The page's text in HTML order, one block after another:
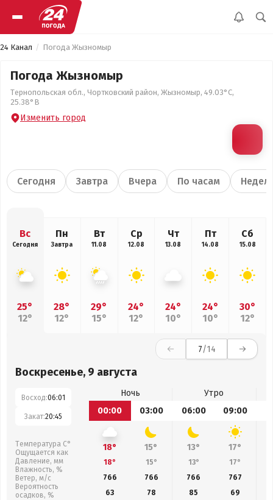
24 Канал Погода Жызномыр
Погода Жызномыр
Тернопольская обл., Чортковский район, Жызномыр, 49.03°С,
25.38°В
Изменить город
Сегодня Завтра Вчера По часам
Вс
Сегодня
25°
12°
Пн
Завтра
28°
12°
Вт
11.08
29°
15°
Ср
12.08
24°
12°
Чт
13.08
24°
10°
Пт
14.08
24°
10°
Сб
15.08
30°
12°
7/14
Воскресенье, 9 августа
Восход:06:01
Закат:20:45
Температура С°
Ощущается как
Давление, мм
Влажность, %
Ветер, м/с
Вероятность
осадков, %
Ночь
Утро
00:00
03:00 06:00 09:00
18° 15° 13° 17°
18° 15° 13° 17°
766
766 766 767
63
78 85 69